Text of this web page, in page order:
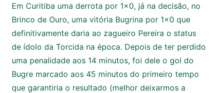
Em Curitiba uma derrota por 1×0, já na decisão, no
Brinco de Ouro, uma vitória Bugrina por 1×0 que
definitivamente daria ao zagueiro Pereira o status
de ídolo da Torcida na época. Depois de ter perdido
uma penalidade aos 14 minutos, foi dele o gol do
Bugre marcado aos 45 minutos do primeiro tempo
que garantiria o resultado (melhor deixarmos a